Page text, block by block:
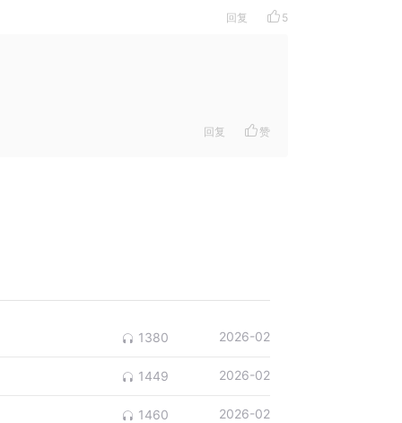
回复 5
回复 赞
1380 2026-02
1449 2026-02
1460 2026-02